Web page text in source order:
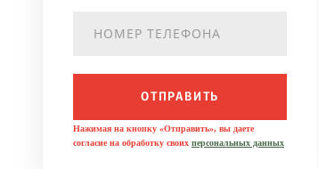
ОТПРАВИТЬ
Нажимая на кнопку «Отправить», вы даете
согласие на обработку своих персональных данных